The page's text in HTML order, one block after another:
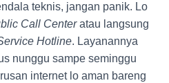
teknis, jangan panik. Lo
Call Centeratau langsung
Hotline. Layanannya
nunggu sampe seminggu
internet lo aman bareng